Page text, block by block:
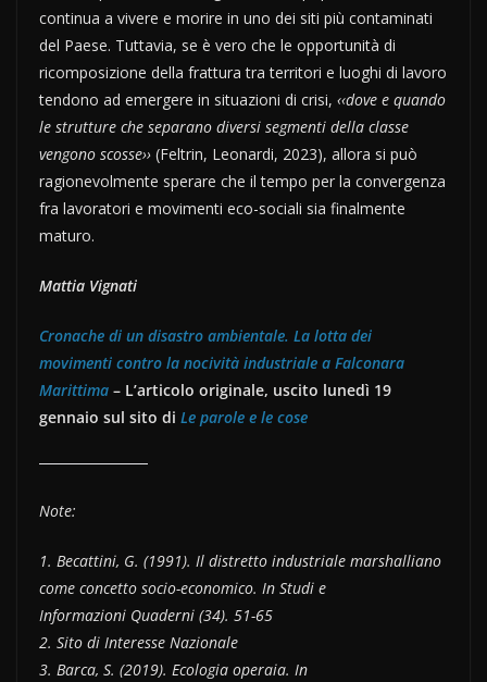
continua a vivere e morire in uno dei siti più contaminati
del Paese. Tuttavia, se è vero che le opportunità di
ricomposizione della frattura tra territori e luoghi di lavoro
tendono ad emergere in situazioni di crisi, ‹‹dove e quando
le strutture che separano diversi segmenti della classe
vengono scosse›› (Feltrin, Leonardi, 2023), allora si può
ragionevolmente sperare che il tempo per la convergenza
fra lavoratori e movimenti eco-sociali sia finalmente
maturo.
Mattia Vignati
Cronache di un disastro ambientale. La lotta dei
movimenti contro la nocività industriale a Falconara
Marittima – L’articolo originale, uscito lunedì 19
gennaio sul sito di Le parole e le cose
Note:
1. Becattini, G. (1991). Il distretto industriale marshalliano
come concetto socio-economico. In Studi e
Informazioni Quaderni (34). 51-65
2. Sito di Interesse Nazionale
3. Barca, S. (2019). Ecologia operaia. In